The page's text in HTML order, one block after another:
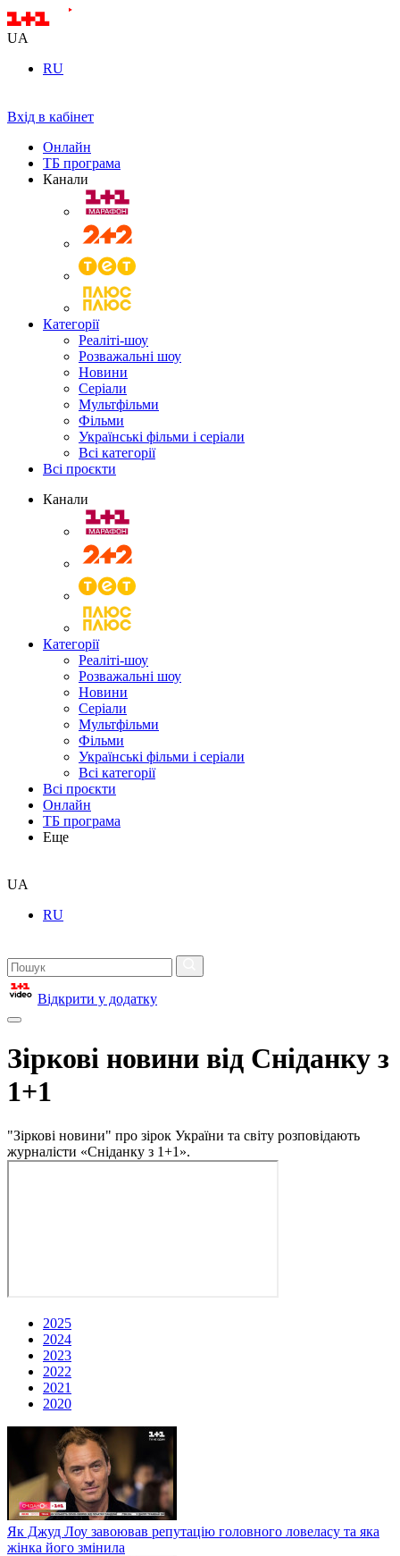
UA
RU
Вхід в кабінет
Онлайн
ТБ програма
Канали
Категорії
Реаліті-шоу
Розважальні шоу
Новини
Серіали
Мультфільми
Фільми
Українські фільми і серіали
Всі категорії
Всі проєкти
Канали
Категорії
Реаліті-шоу
Розважальні шоу
Новини
Серіали
Мультфільми
Фільми
Українські фільми і серіали
Всі категорії
Всі проєкти
Онлайн
ТБ програма
Еще
UA
RU
Відкрити у додатку
Зіркові новини від Сніданку з
1+1
"Зіркові новини" про зірок України та світу розповідають
журналісти «Сніданку з 1+1».
2025
2024
2023
2022
2021
2020
Як Джуд Лоу завоював репутацію головного ловеласу та яка
жінка його змінила